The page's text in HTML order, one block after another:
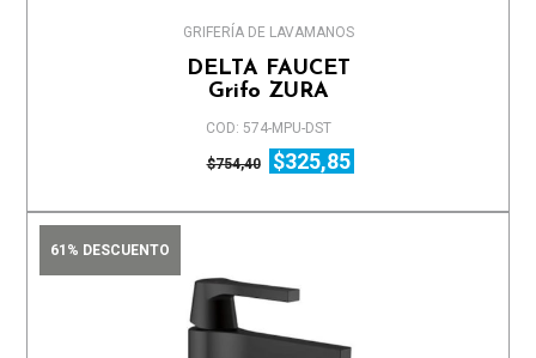
GRIFERÍA DE LAVAMANOS
DELTA FAUCET
Grifo ZURA
COD: 574-MPU-DST
$754,40 $325,85
61% DESCUENTO